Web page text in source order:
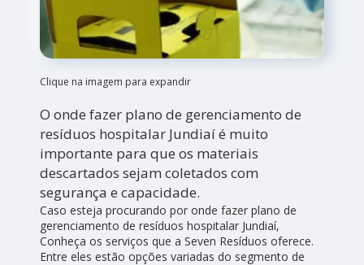
Clique na imagem para expandir
O onde fazer plano de gerenciamento de
resíduos hospitalar Jundiaí é muito
importante para que os materiais
descartados sejam coletados com
segurança e capacidade.
Caso esteja procurando por onde fazer plano de
gerenciamento de resíduos hospitalar Jundiaí,
Conheça os serviços que a Seven Resíduos oferece.
Entre eles estão opções variadas do segmento de